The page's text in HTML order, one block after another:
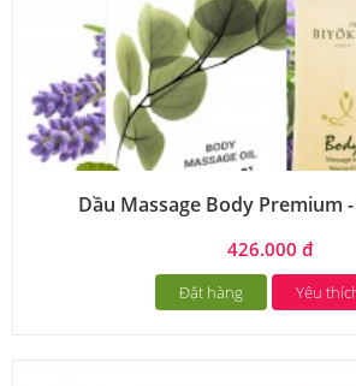
Dầu Massage Body Premium
426.000 đ
Đặt hàng Yêu